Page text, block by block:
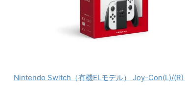
Nintendo Switch（有機ELモデル） Joy-Con(L)/(R)